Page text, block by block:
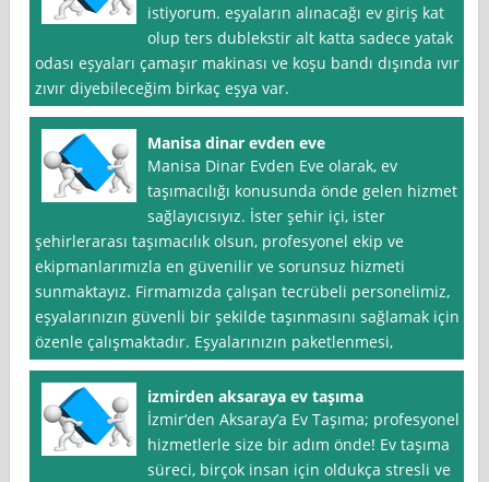
istiyorum. eşyaların alınacağı ev giriş kat
olup ters dublekstir alt katta sadece yatak
odası eşyaları çamaşır makinası ve koşu bandı dışında ıvır
zıvır diyebileceğim birkaç eşya var.
Manisa dinar evden eve
Manisa Dinar Evden Eve olarak, ev
taşımacılığı konusunda önde gelen hizmet
sağlayıcısıyız. İster şehir içi, ister
şehirlerarası taşımacılık olsun, profesyonel ekip ve
ekipmanlarımızla en güvenilir ve sorunsuz hizmeti
sunmaktayız. Firmamızda çalışan tecrübeli personelimiz,
eşyalarınızın güvenli bir şekilde taşınmasını sağlamak için
özenle çalışmaktadır. Eşyalarınızın paketlenmesi,
izmirden aksaraya ev taşıma
İzmir‘den Aksaray’a Ev Taşıma; profesyonel
hizmetlerle size bir adım önde! Ev taşıma
süreci, birçok insan için oldukça stresli ve